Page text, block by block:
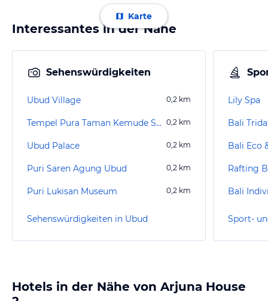
Karte
Interessantes in der Nähe
Sehenswürdigkeiten
Ubud Village 0,2 km
Tempel Pura Taman Kemude Saraswati 0,2 km
Ubud Palace 0,2 km
Puri Saren Agung Ubud 0,2 km
Puri Lukisan Museum 0,2 km
Sehenswürdigkeiten in Ubud
Lily Spa
Sport-
Hotels in der Nähe von Arjuna House